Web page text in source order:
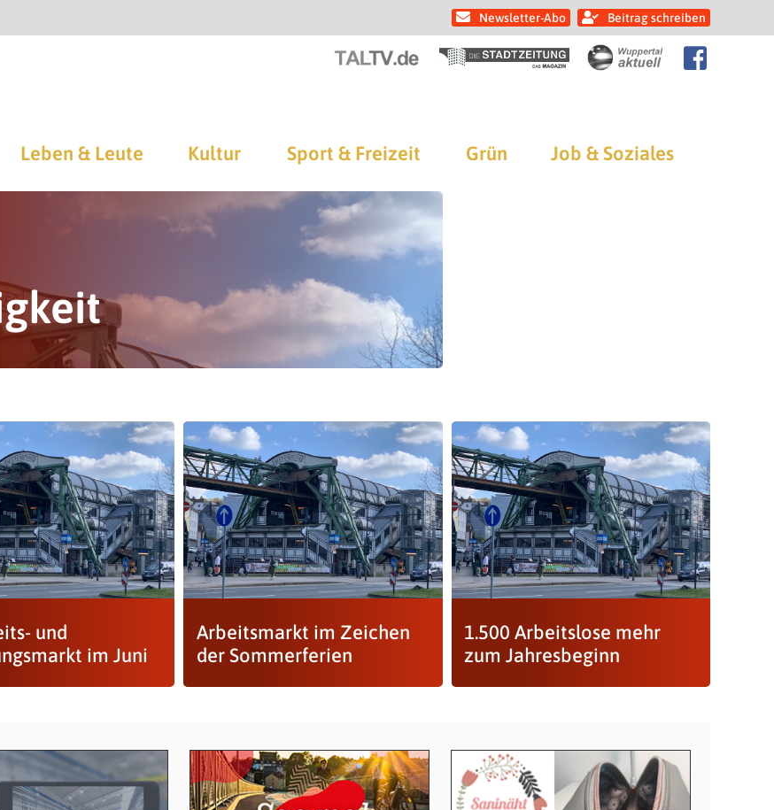
Newsletter-Abo Beitrag schreiben
Leben & Leute Kultur Sport & Freizeit Grün Job & Soziales
und
im Juni
Arbeitsmarkt im Zeichen
der Sommerferien
1.500 Arbeitslose mehr
zum Jahresbeginn